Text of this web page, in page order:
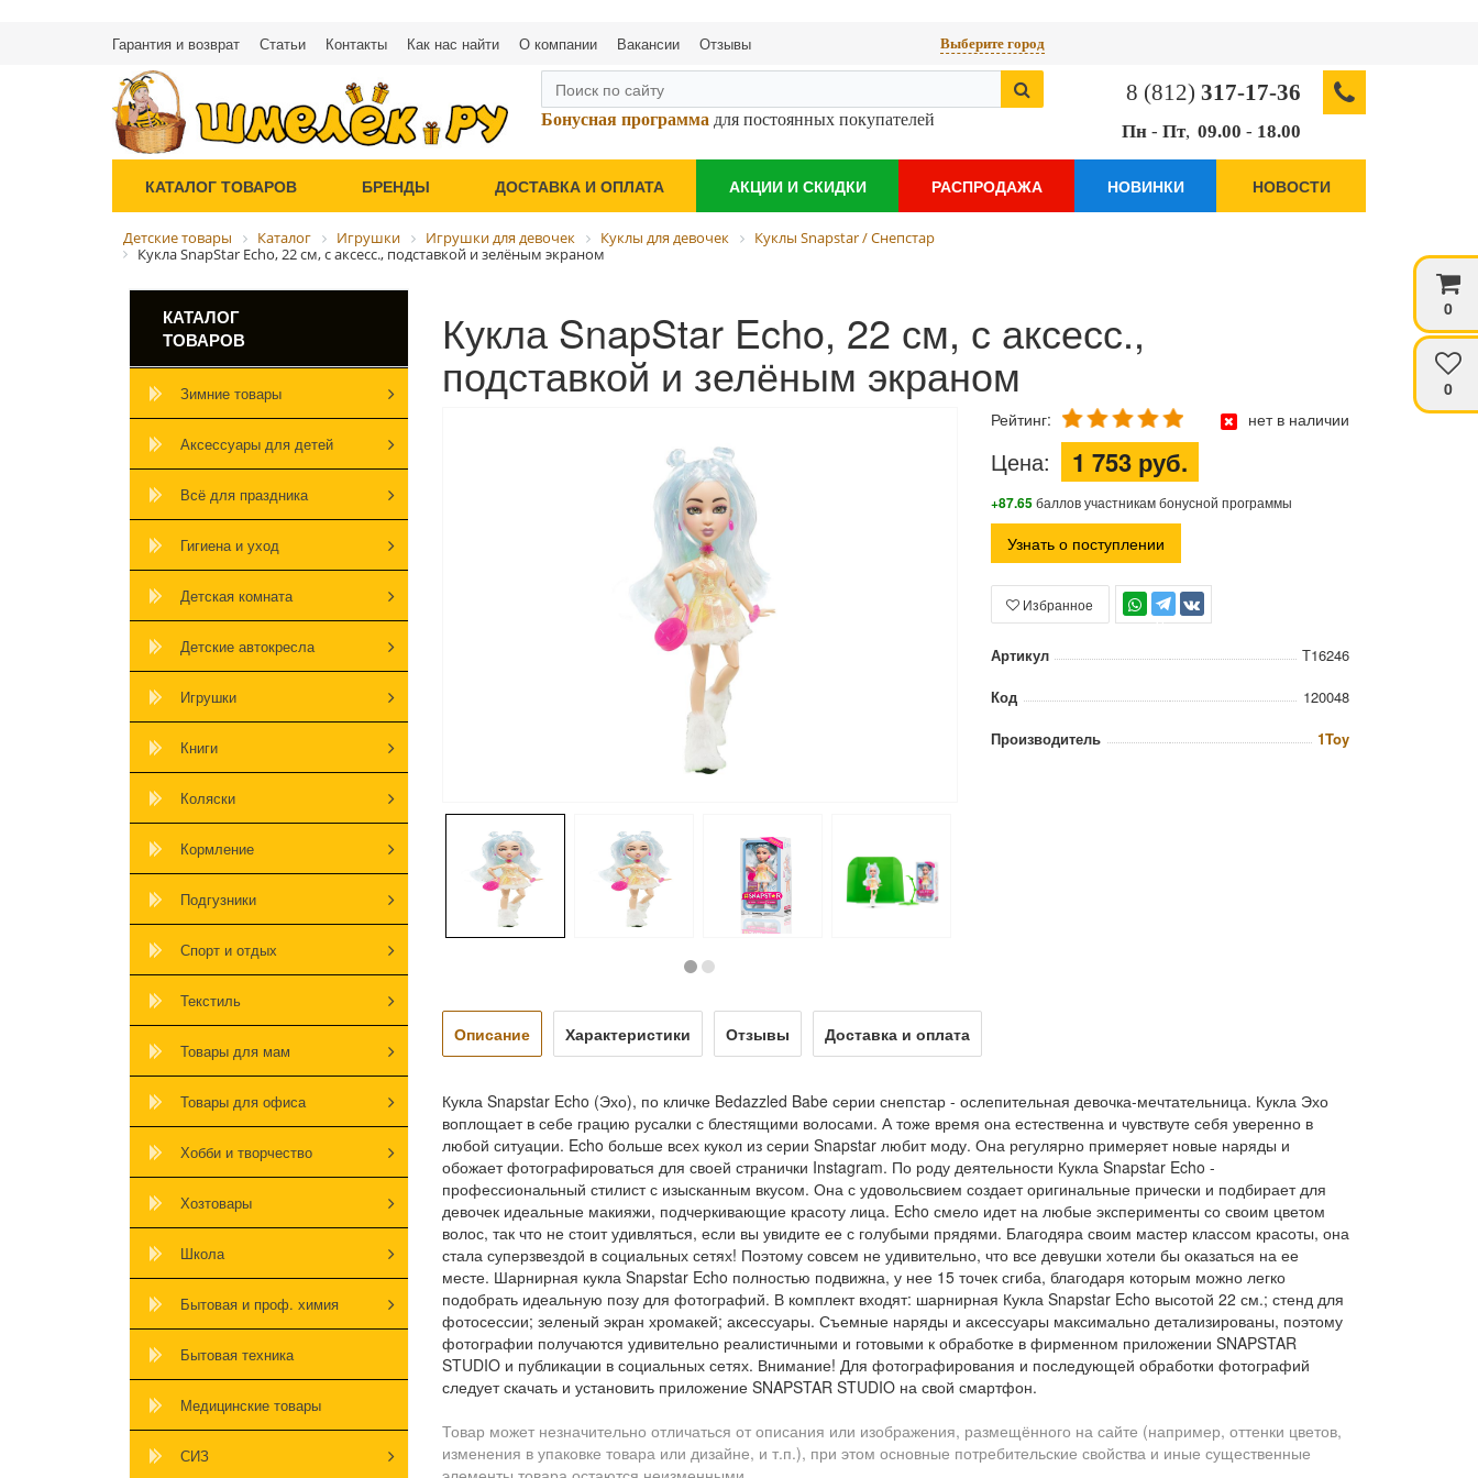
Гарантия и возврат Статьи Контакты Как нас найти О компании Вакансии Отзывы
0
0
Выберите город
Бонусная программа для постоянных покупателей
8 (812) 317-17-36
Пн - Пт, 09.00 - 18.00
КАТАЛОГ ТОВАРОВ БРЕНДЫ ДОСТАВКА И ОПЛАТА АКЦИИ И СКИДКИ РАСПРОДАЖА НОВИНКИ НОВОСТИ
Детские товары Каталог Игрушки Игрушки для девочек Куклы для девочек
Куклы Snapstar / Снепстар
Кукла SnapStar Echo, 22 см, с аксесс., подставкой и зелёным экраном
КАТАЛОГ
ТОВАРОВ
Зимние товары
Аксессуары для детей
Всё для праздника
Гигиена и уход
Детская комната
Детские автокресла
Игрушки
Книги
Коляски
Кормление
Подгузники
Спорт и отдых
Текстиль
Товары для мам
Товары для офиса
Хобби и творчество
Хозтовары
Школа
Бытовая и проф. химия
Бытовая техника
Медицинские товары
СИЗ
Кукла SnapStar Echo, 22 см, с аксесс.,
подставкой и зелёным экраном
Рейтинг: нет в наличии
Цена: 1 753 руб.
+87.65баллов участникам бонусной программы
Узнать о поступлении
TG
Избранное
Артикул
Т16246
Код
120048
Производитель
1Toy
Описание Характеристики Отзывы Доставка и оплата
Кукла Snapstar Echo (Эхо), по кличке Bedazzled Babe серии снепстар - ослепительная девочка-мечтательница. Кукла Эхо
воплощает в себе грацию русалки с блестящими волосами. А тоже время она естественна и чувствуте себя уверенно в
любой ситуации. Echo больше всех кукол из серии Snapstar любит моду. Она регулярно примеряет новые наряды и
обожает фотографироваться для своей странички Instagram. По роду деятельности Кукла Snapstar Echo -
профессиональный стилист с изысканным вкусом. Она с удовольсвием создает оригинальные прически и подбирает для
девочек идеальные макияжи, подчеркивающие красоту лица. Echo смело идет на любые эксперименты со своим цветом
волос, так что не стоит удивляться, если вы увидите ее с голубыми прядями. Благодяра своим мастер классом красоты, она
стала суперзвездой в социальных сетях! Поэтому совсем не удивительно, что все девушки хотели бы оказаться на ее
месте. Шарнирная кукла Snapstar Echo полностью подвижна, у нее 15 точек сгиба, благодаря которым можно легко
подобрать идеальную позу для фотографий. В комплект входят: шарнирная Кукла Snapstar Echo высотой 22 см.; стенд для
фотосессии; зеленый экран хромакей; аксессуары. Съемные наряды и аксессуары максимально детализированы, поэтому
фотографии получаются удивительно реалистичными и готовыми к обработке в фирменном приложении SNAPSTAR
STUDIO и публикации в социальных сетях. Внимание! Для фотографирования и последующей обработки фотографий
следует скачать и установить приложение SNAPSTAR STUDIO на свой смартфон.
Товар может незначительно отличаться от описания или изображения, размещённого на сайте (например, оттенки цветов,
изменения в упаковке товара или дизайне, и т.п.), при этом основные потребительские свойства и иные существенные